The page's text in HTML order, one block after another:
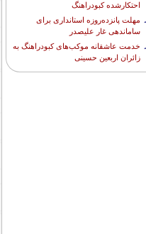
احتکارشده کبودراهنگ
مهلت پانزده‌روزه استانداری برای
ساماندهی غار علیصدر
خدمت عاشقانه موکب‌های کبودراهنگ به
زائران اربعین حسینی